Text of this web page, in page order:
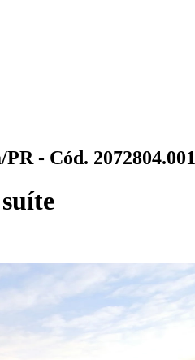
- Cód. 2072804.001